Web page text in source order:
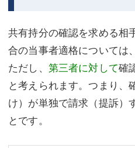
共有持分の確認を求める相
合の当事者適格については
ただし、 第三者に対して確
と考えられます。つまり、
け）が単独で請求（提訴）
とです。